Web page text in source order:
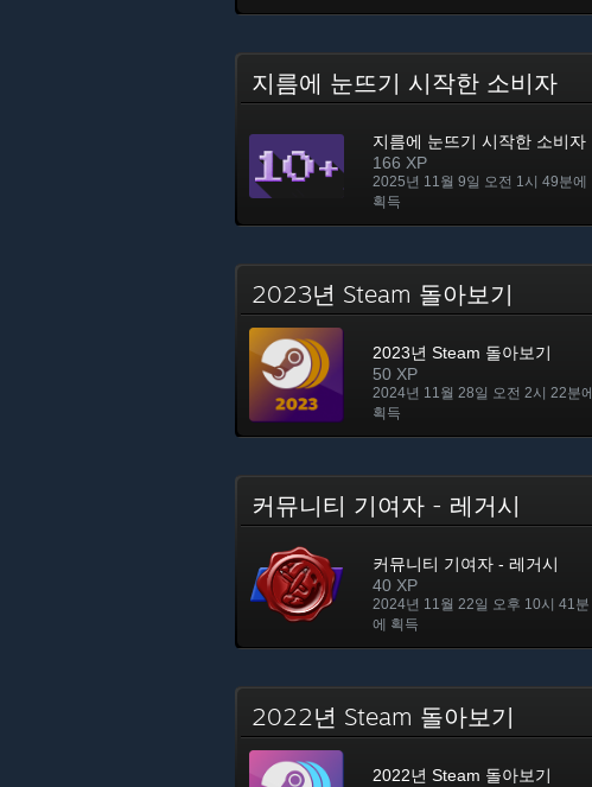
지름에 눈뜨기 시작한 소비자
지름에 눈뜨기 시작한 소비자
166 XP
2025년 11월 9일 오전 1시 49분에
획득
2023년 Steam 돌아보기
2023년 Steam 돌아보기
50 XP
2024년 11월 28일 오전 2시 22분에
획득
커뮤니티 기여자 - 레거시
커뮤니티 기여자 - 레거시
40 XP
2024년 11월 22일 오후 10시 41분
에 획득
2022년 Steam 돌아보기
2022년 Steam 돌아보기